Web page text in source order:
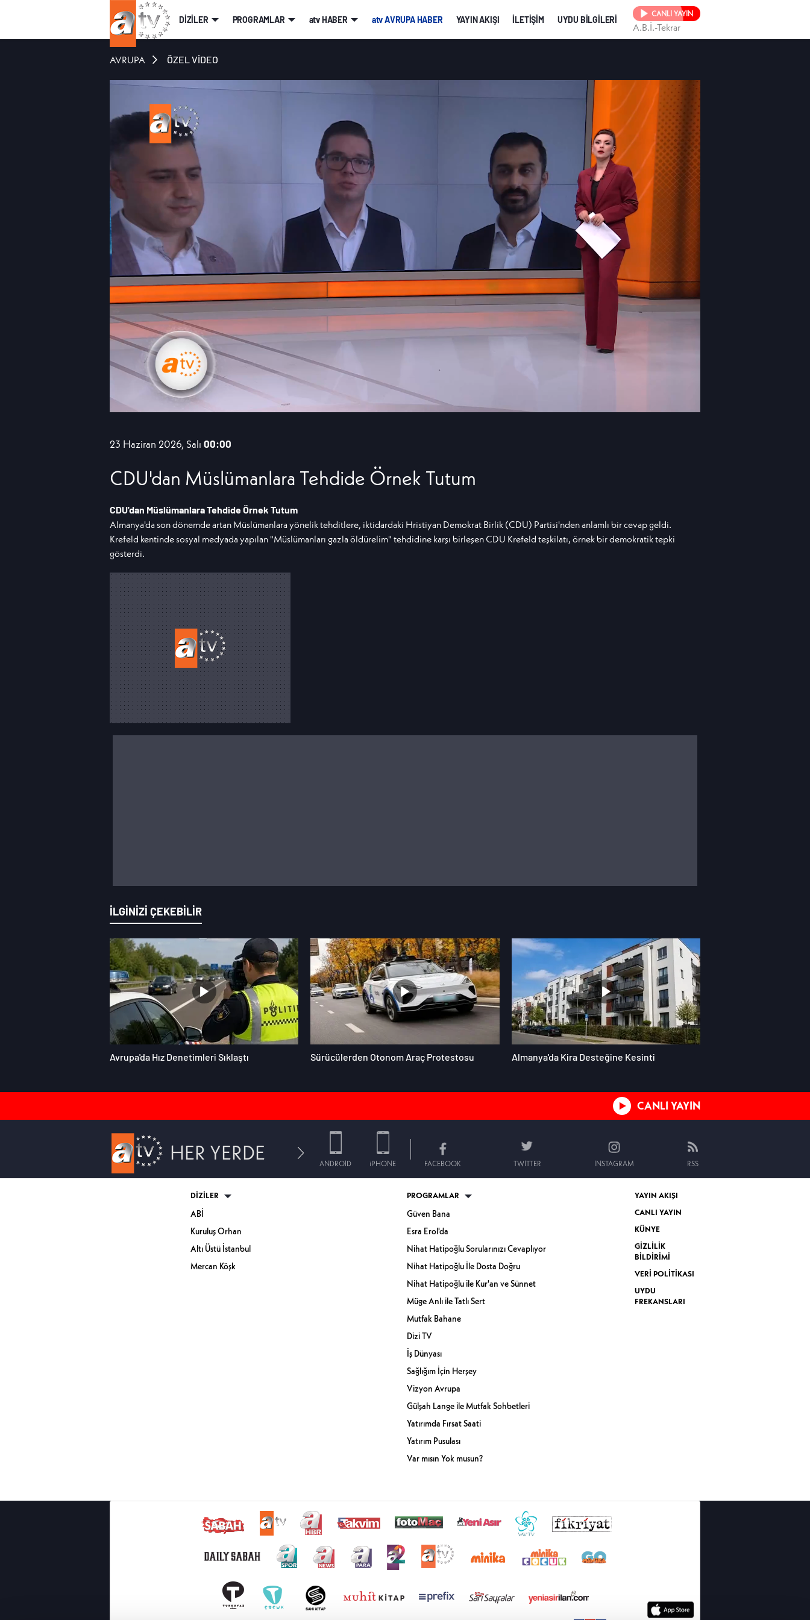
DİZİLER PROGRAMLAR atv HABER atv AVRUPA HABER YAYIN AKIŞI İLETİŞİM UYDU BİLGİLERİ
CANLI YAYIN
A.B.İ.-Tekrar
AVRUPA ÖZEL VİDEO
23 Haziran 2026, Salı 00:00
CDU'dan Müslümanlara Tehdide Örnek Tutum
CDU'dan Müslümanlara Tehdide Örnek Tutum
Almanya'da son dönemde artan Müslümanlara yönelik tehditlere, iktidardaki Hristiyan Demokrat Birlik (CDU) Partisi'nden anlamlı bir cevap geldi.
Krefeld kentinde sosyal medyada yapılan "Müslümanları gazla öldürelim" tehdidine karşı birleşen CDU Krefeld teşkilatı, örnek bir demokratik tepki
gösterdi.
İLGİNİZİ ÇEKEBİLİR
Avrupa'da Hız Denetimleri Sıklaştı Sürücülerden Otonom Araç Protestosu Almanya'da Kira Desteğine Kesinti
CANLI YAYIN
HER YERDE ANDROID iPHONE FACEBOOK TWITTER INSTAGRAM RSS
DİZİLER
ABİ
Kuruluş Orhan
Altı Üstü İstanbul
Mercan Köşk
PROGRAMLAR
Güven Bana
Esra Erol'da
Nihat Hatipoğlu Sorularınızı Cevaplıyor
Nihat Hatipoğlu İle Dosta Doğru
Nihat Hatipoğlu ile Kur'an ve Sünnet
Müge Anlı ile Tatlı Sert
Mutfak Bahane
Dizi TV
İş Dünyası
Sağlığım İçin Herşey
Vizyon Avrupa
Gülşah Lange ile Mutfak Sohbetleri
Yatırımda Fırsat Saati
Yatırım Pusulası
Var mısın Yok musun?
YAYIN AKIŞI
CANLI YAYIN
KÜNYE
GİZLİLİK
BİLDİRİMİ
VERİ POLİTİKASI
UYDU
FREKANSLARI